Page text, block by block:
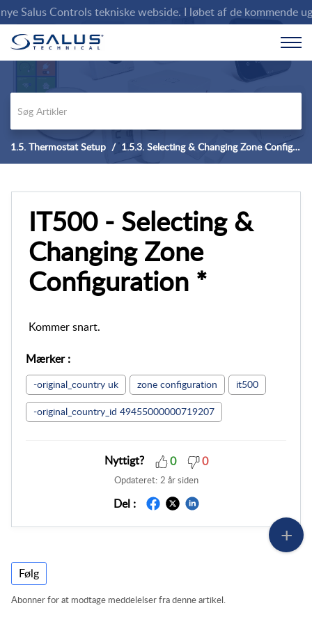
Salus Controls tekniske webside. I løbet af de kommende
1.5. Thermostat Setup 1.5.3. Selecting & Changing Zone Configuration
IT500 - Selecting &
Changing Zone
Configuration *
Kommer snart.
Mærker:
-original_country uk zone configuration it500
-original_country_id 49455000000719207
Nyttigt? 0 0
Opdateret: 2 år siden
Del :
Følg
Abonner for at modtage meddelelser fra denne artikel.